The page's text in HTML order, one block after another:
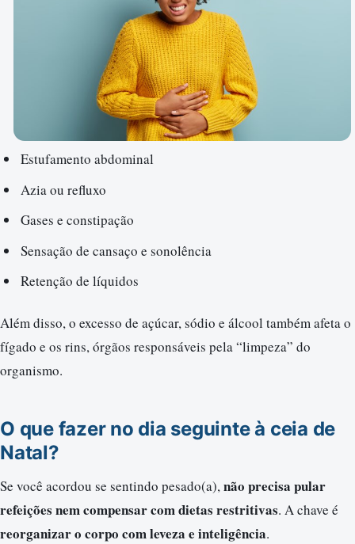
Estufamento abdominal
Azia ou refluxo
Gases e constipação
Sensação de cansaço e sonolência
Retenção de líquidos
Além disso, o excesso de açúcar, sódio e álcool também afeta o
fígado e os rins, órgãos responsáveis pela “limpeza” do
organismo.
O que fazer no dia seguinte à ceia de
Natal?
Se você acordou se sentindo pesado(a),não precisa pular
refeições nem compensar com dietas restritivas. A chave é
reorganizar o corpo com leveza e inteligência.